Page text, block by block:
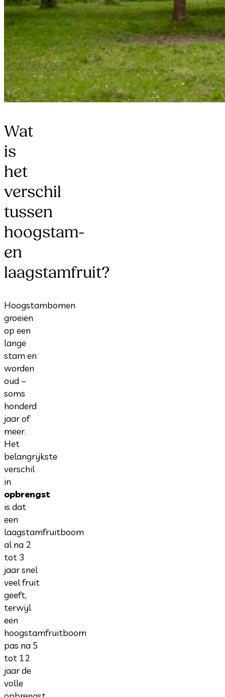
Wat
is
het
verschil
tussen
hoogstam-
en
laagstamfruit?
Hoogstambomen
groeien
op een
lange
stam en
worden
oud –
soms
honderd
jaar of
meer.
Het
belangrijkste
verschil
in
opbrengst
is dat
een
laagstamfruitboom
al na 2
tot 3
jaar snel
veel fruit
geeft,
terwijl
een
hoogstamfruitboom
pas na 5
tot 12
jaar de
volle